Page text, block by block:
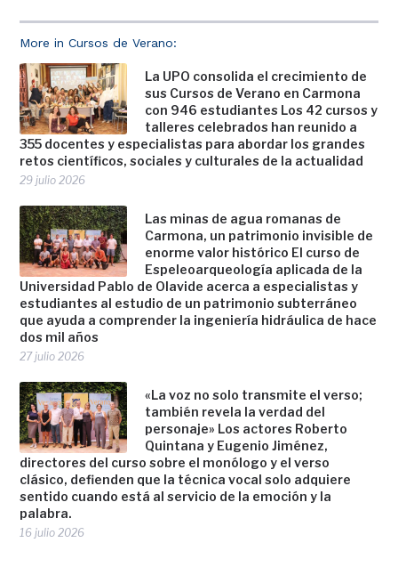
More in Cursos de Verano:
La UPO consolida el crecimiento de
sus Cursos de Verano en Carmona
con 946 estudiantes Los 42 cursos y
talleres celebrados han reunido a
355 docentes y especialistas para abordar los grandes
retos científicos, sociales y culturales de la actualidad
29 julio 2026
Las minas de agua romanas de
Carmona, un patrimonio invisible de
enorme valor histórico El curso de
Espeleoarqueología aplicada de la
Universidad Pablo de Olavide acerca a especialistas y
estudiantes al estudio de un patrimonio subterráneo
que ayuda a comprender la ingeniería hidráulica de hace
dos mil años
27 julio 2026
«La voz no solo transmite el verso;
también revela la verdad del
personaje» Los actores Roberto
Quintana y Eugenio Jiménez,
directores del curso sobre el monólogo y el verso
clásico, defienden que la técnica vocal solo adquiere
sentido cuando está al servicio de la emoción y la
palabra.
16 julio 2026